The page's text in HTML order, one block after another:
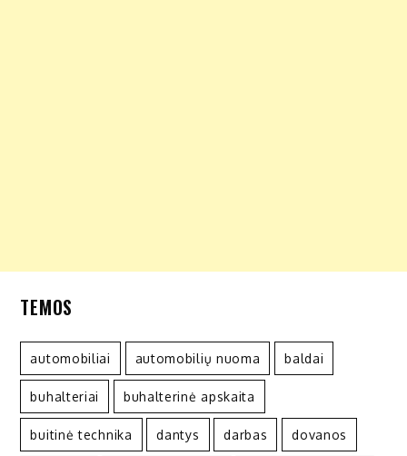
TEMOS
automobiliai automobilių nuoma baldai
buhalteriai buhalterinė apskaita
buitinė technika dantys darbas dovanos